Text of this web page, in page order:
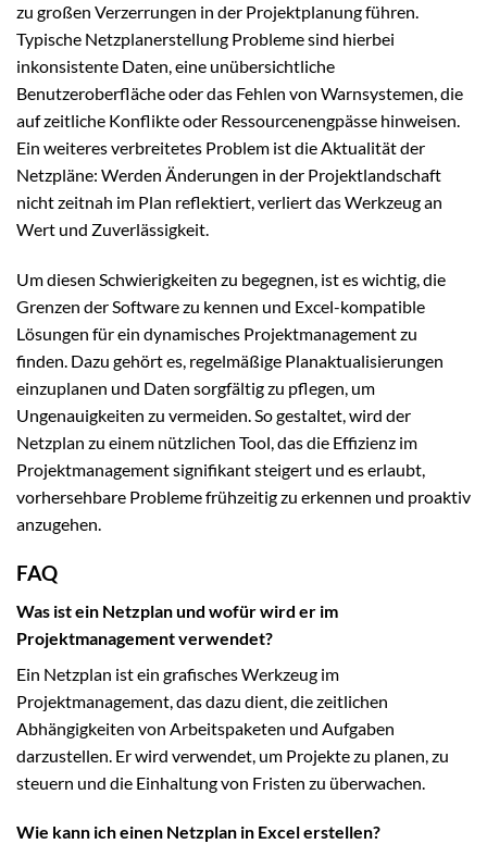
zu großen Verzerrungen in der Projektplanung führen.
Typische Netzplanerstellung Probleme sind hierbei
inkonsistente Daten, eine unübersichtliche
Benutzeroberfläche oder das Fehlen von Warnsystemen, die
auf zeitliche Konflikte oder Ressourcenengpässe hinweisen.
Ein weiteres verbreitetes Problem ist die Aktualität der
Netzpläne: Werden Änderungen in der Projektlandschaft
nicht zeitnah im Plan reflektiert, verliert das Werkzeug an
Wert und Zuverlässigkeit.
Um diesen Schwierigkeiten zu begegnen, ist es wichtig, die
Grenzen der Software zu kennen und Excel-kompatible
Lösungen für ein dynamisches Projektmanagement zu
finden. Dazu gehört es, regelmäßige Planaktualisierungen
einzuplanen und Daten sorgfältig zu pflegen, um
Ungenauigkeiten zu vermeiden. So gestaltet, wird der
Netzplan zu einem nützlichen Tool, das die Effizienz im
Projektmanagement signifikant steigert und es erlaubt,
vorhersehbare Probleme frühzeitig zu erkennen und proaktiv
anzugehen.
FAQ
Was ist ein Netzplan und wofür wird er im
Projektmanagement verwendet?
Ein Netzplan ist ein grafisches Werkzeug im
Projektmanagement, das dazu dient, die zeitlichen
Abhängigkeiten von Arbeitspaketen und Aufgaben
darzustellen. Er wird verwendet, um Projekte zu planen, zu
steuern und die Einhaltung von Fristen zu überwachen.
Wie kann ich einen Netzplan in Excel erstellen?